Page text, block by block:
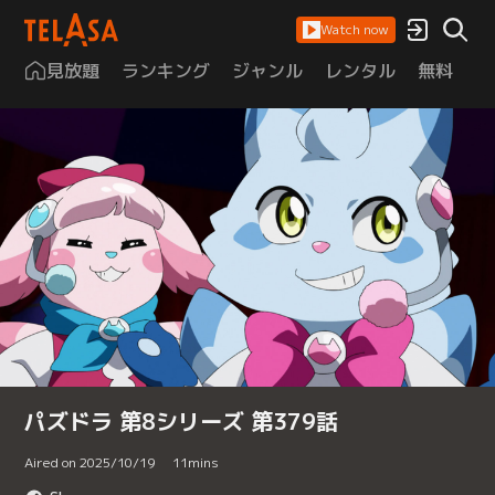
Watch now
見放題 ランキング ジャンル レンタル 無料
パズドラ 第8シリーズ 第379話
Aired on 2025/10/19 11mins